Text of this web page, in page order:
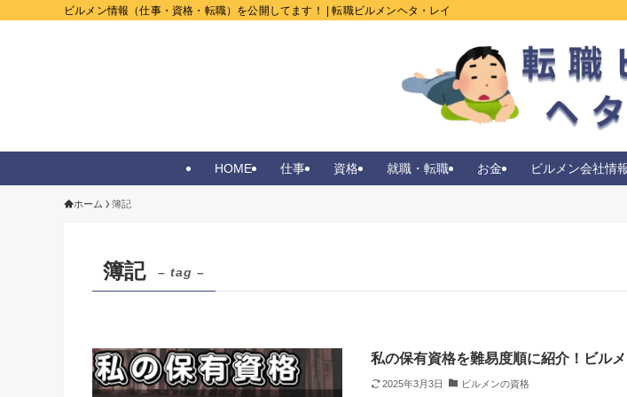
ビルメン情報（仕事・資格・転職）を公開してます！ | 転職ビルメンヘタ・レイ
HOME 仕事 資格 就職・転職 お金 ビルメン会社情
ホーム 簿記
簿記 – tag –
私の保有資格を難易度順に紹介！ビル
2025年3月3日 ビルメンの資格